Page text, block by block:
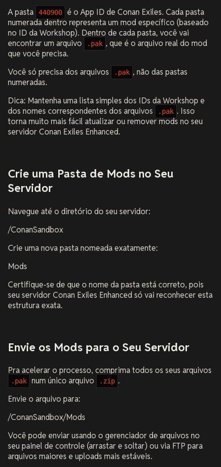
A pasta
440900
é o App ID de Conan Exiles. Cada pasta
numerada dentro representa um mod específico (baseado
no ID da Workshop). Dentro de cada pasta, você vai
encontrar um arquivo
.pak , que é o arquivo real do mod
que você precisa.
Você só precisa dos arquivos
.pak , não das pastas
numeradas.
Dica: Mantenha uma lista simples dos IDs da Workshop e
dos nomes correspondentes dos arquivos
.pak . Isso
torna muito mais fácil atualizar ou remover mods no seu
servidor Conan Exiles Enhanced.
Crie uma Pasta de Mods no Seu
Servidor
Navegue até o diretório do seu servidor:
/ConanSandbox
Crie uma nova pasta nomeada exatamente:
Mods
Certifique-se de que o nome da pasta está correto, pois
seu servidor Conan Exiles Enhanced só vai reconhecer esta
estrutura exata.
Envie os Mods para o Seu Servidor
Pra acelerar o processo, comprima todos os seus arquivos
.pak num único arquivo .zip .
Envie o arquivo para:
/ConanSandbox/Mods
Você pode enviar usando o gerenciador de arquivos no
seu painel de controle (arrastar e soltar) ou via FTP para
arquivos maiores e uploads mais estáveis.